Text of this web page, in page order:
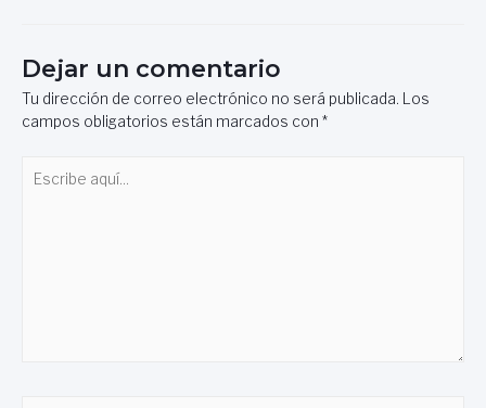
Dejar un comentario
Tu dirección de correo electrónico no será publicada. Los
campos obligatorios están marcados con *
aquí...